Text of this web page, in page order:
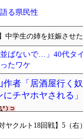
る県民性
中学生の姉を妊娠させ
並ばないで…」40代タ
たワケ
作者「居酒屋行く
にチヤホヤされる」
対ヤクルト18回戦】5（